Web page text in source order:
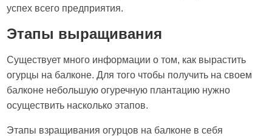
успех всего предприятия.
Этапы выращивания
Существует много информации о том, как вырастить
огурцы на балконе. Для того чтобы получить на своем
балконе небольшую огуречную плантацию нужно
осуществить насколько этапов.
Этапы взращивания огурцов на балконе в себя